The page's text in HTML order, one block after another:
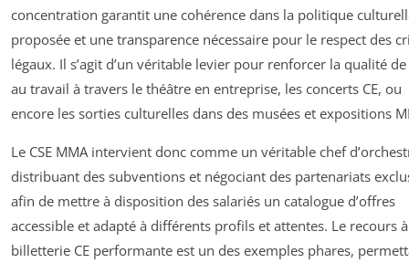
concentration garantit une cohérence dans la politique
proposée et une transparence nécessaire pour le respect des
légaux. Il s’agit d’un véritable levier pour renforcer la qualité
au travail à travers le théâtre en entreprise, les concerts CE, ou
encore les sorties culturelles dans des musées et expositions
Le CSE MMA intervient donc comme un véritable chef
distribuant des subventions et négociant des partenariats
afin de mettre à disposition des salariés un catalogue d’offres
accessible et adapté à différents profils et attentes. Le recours
billetterie CE performante est un des exemples phares,